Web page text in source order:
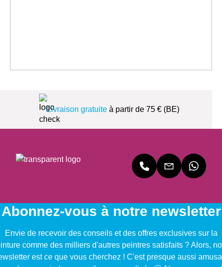
Livraison gratuiteà partir de 75 € (BE)
Abonnez-vous à notre newsletter
Envie de recevoir des conseils et des offres exclusives sur la
comme des milliers d'autres peintres satisfaits ? Alors,
est ce que vous cherchez ! C'est presque aussi